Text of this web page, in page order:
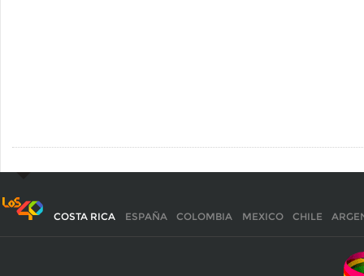
COSTA RICA ESPAÑA COLOMBIA MEXICO CHILE